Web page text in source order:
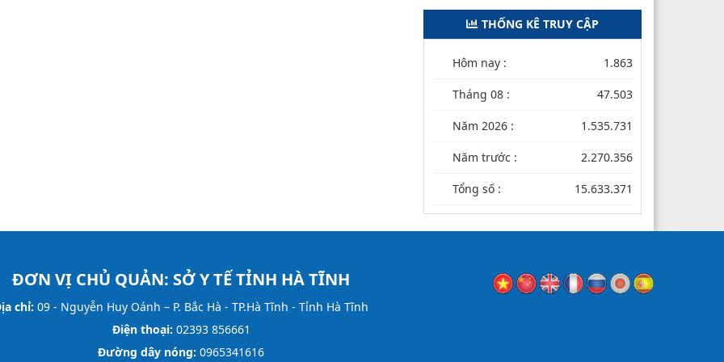
THỐNG KÊ TRUY CẬP
Hôm nay : 1.863
Tháng 08 : 47.503
Năm 2026 : 1.535.731
Năm trước : 2.270.356
Tổng số : 15.633.371
ĐƠN VỊ CHỦ QUẢN: SỞ Y TẾ TỈNH HÀ TĨNH
chỉ: 09 - Nguyễn Huy Oánh – P. Bắc Hà - TP.Hà Tĩnh - Tỉnh Hà Tĩnh
Điện thoại: 02393 856661
Đường dây nóng: 0965341616